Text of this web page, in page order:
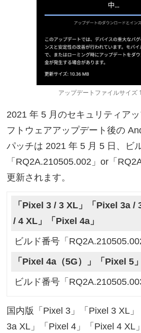
アップデートファイルサイズ
2021 年 5 月のセキュリティア
フトウェアアップデート後の
パッチは 2021 年 5 月 5 日、ビ
「RQ2A.210505.002」or「
更新されます。
「Pixel 3 / 3 XL」「Pixel 3a /
/ 4 XL」「Pixel 4a」
ビルド番号「
「Pixel 4a（5G）」「Pixel 5」
ビルド番号「
国内版「Pixel 3」「Pixel 3 XL
3a XL」「Pixel 4」「Pixel 4 XL